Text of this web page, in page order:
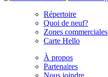
Répertoire
Quoi de neuf?
Zones commerciales
Carte Hello
À propos
Partenaires
Nous joindre